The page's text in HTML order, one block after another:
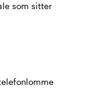
som sitter